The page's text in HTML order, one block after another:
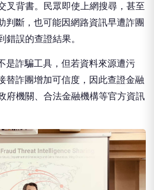
叉背書。民眾即使上網搜尋，甚至
判斷，也可能因網路資訊早遭詐團
錯誤的查證結果。
是詐騙工具，但若資料來源遭污
替詐團增加可信度，因此查證金融
府機關、合法金融機構等官方資訊